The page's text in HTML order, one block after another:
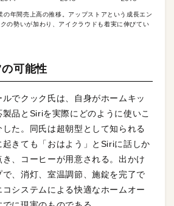
年間売上高の推移。アップストアという成長エン
の勢いが加わり、アイクラウドも着実に伸びてい
可能性
でクック氏は、自身がホームキッ
製品とSiriを実際にどのように使いこ
た。同氏は超朝型として知られる
きても「おはよう」とSiriに話しか
、コーヒーが用意される。出かけ
、消灯、室温調節、施錠を完了で
システムによる快適なホームオー